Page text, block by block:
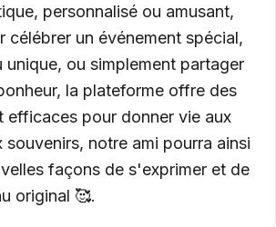
personnalisé ou amusant,
célébrer un événement spécial,
unique, ou simplement partager
la plateforme offre des
efficaces pour donner vie aux
souvenirs, notre ami pourra ainsi
façons de s'exprimer et de
original 🥰.